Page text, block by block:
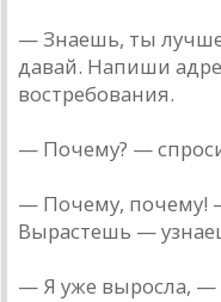
— Знаешь, ты
давай. Напиши
востребования.
— Почему? —
— Почему, почему!
Вырастешь —
— Я уже выросла, —